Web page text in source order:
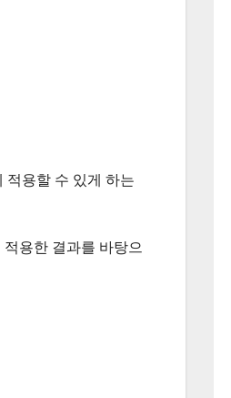
적용할 수 있게 하는
용한 결과를 바탕으